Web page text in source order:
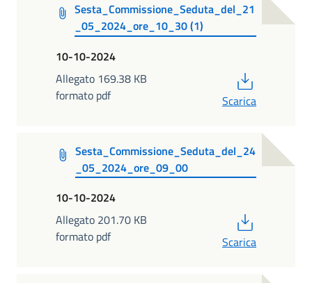
Sesta_Commissione_Seduta_del_21
_05_2024_ore_10_30 (1)
10-10-2024
Allegato 169.38 KB
formato pdf
Scarica
Sesta_Commissione_Seduta_del_24
_05_2024_ore_09_00
10-10-2024
Allegato 201.70 KB
formato pdf
Scarica